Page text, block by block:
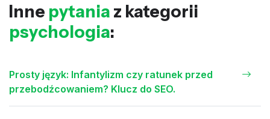
Inne pytania z kategorii
psychologia:
Prosty język: Infantylizm czy ratunek przed
przebodźcowaniem? Klucz do SEO.